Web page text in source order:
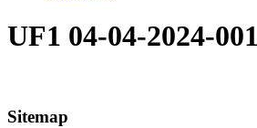
UF1 04-04-2024-
Sitemap